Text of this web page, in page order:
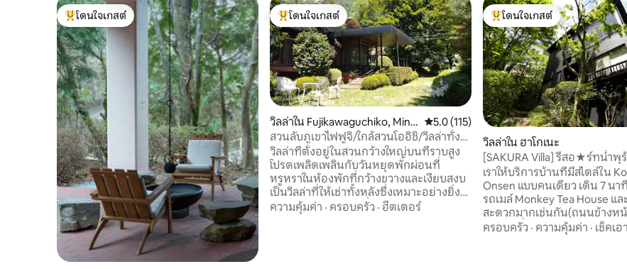
โดนใจเกสต์ที่สุด
โดนใจเกสต์
โดนใจเกสต์ที่สุด
โดนใจเกสต์
วิลล่าใน Fujikawaguchiko, Mina
mitsuru District
คะแนนเฉลี่ย 5.0 จาก 5, 115 รีวิว
5.0 (115)
สวนลับภูเขาไฟฟูจิ/ใกล้สวนโออิชิ/วิลล่าทั้ง
หลัง
วิลล่าที่ตั้งอยู่ในสวนกว้างใหญ่บนที่ราบสูง
โปรดเพลิดเพลินกับวันหยุดพักผ่อนที่
หรูหราในห้องพักที่กว้างขวางและเงียบสงบ
เป็นวิลล่าที่ให้เช่าทั้งหลังซึ่งเหมาะอย่างยิ่ง
เป็นฐานสำหรับการเที่ยวชมภูเขาไฟฟูจิ วิลล่า
ตั้งอยู่บนชายฝั่งทางเหนือของทะเลสาบคา
ความคุ้มค่า · ครอบครัว · ฮีตเตอร์
โดนใจเกสต์ที่สุด
โดนใจเกสต์
วิลล่าใน ฮาโกเนะ
[SAKURA Villa] รีสอ★ร์ทน้ำพุ
ธรรมชาติ★บรรยากาศธรรมชา
คุณผ่อนคลาย [ฮาโกเน่] [โคอุคุ
เราให้บริการบ้านที่มีสไตล์ใน
Onsen แบบคนเดียว เดิน 7 นาทีจากป้าย
รถเมล์ Monkey Tea House แล
สะดวกมากเช่นกัน(ถนนข้างหน้
ลาดชันที่มีความลาดชัน) สามา
เพลิดเพลินกับน้ำพุร้อนธรรมช
ครอบครัว · ความคุ้มค่า · เช็คเอ